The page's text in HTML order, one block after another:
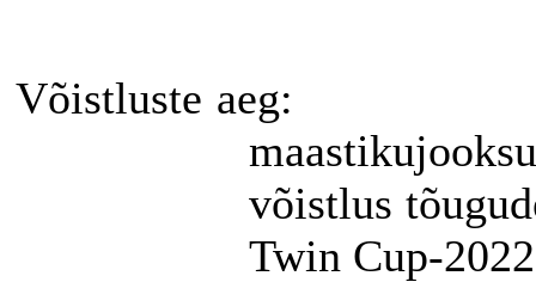
Võistluste aeg:
võistlus
Twin Cup-